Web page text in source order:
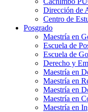
Dirección de
Centro de
Posgrado
Maestría en
Escuela de
Escuela de
Derecho y
Maestría en
Maestría en
Maestría en
Maestría en
Maestría en